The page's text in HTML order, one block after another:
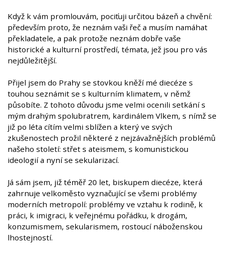
Když k vám promlouvám, pociťuji určitou bázeň a chvění:
především proto, že neznám vaši řeč a musím namáhat
překladatele, a pak protože neznám dobře vaše
historické a kulturní prostředí, témata, jež jsou pro vás
nejdůležitější.
Přijel jsem do Prahy se stovkou kněží mé diecéze s
touhou seznámit se s kulturním klimatem, v němž
působíte. Z tohoto důvodu jsme velmi ocenili setkání s
mým drahým spolubratrem, kardinálem Vlkem, s nímž se
již po léta cítím velmi sblížen a který ve svých
zkušenostech prožil některé z nejzávažnějších problémů
našeho století: střet s ateismem, s komunistickou
ideologií a nyní se sekularizací.
Já sám jsem, již téměř 20 let, biskupem diecéze, která
zahrnuje velkoměsto vyznačující se všemi problémy
moderních metropolí: problémy ve vztahu k rodině, k
práci, k imigraci, k veřejnému pořádku, k drogám,
konzumismem, sekularismem, rostoucí náboženskou
lhostejností.